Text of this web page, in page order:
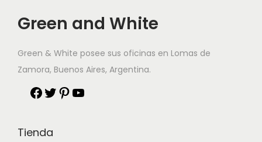
Green and White
Green & White posee sus oficinas en Lomas de
Zamora, Buenos Aires, Argentina.
Tienda